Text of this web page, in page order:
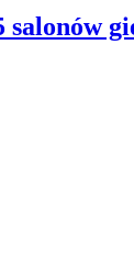
salonów